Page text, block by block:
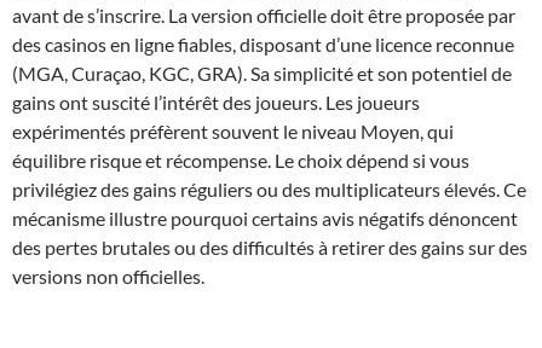
avant de s’inscrire. La version officielle doit être proposée par
des casinos en ligne fiables, disposant d’une licence reconnue
(MGA, Curaçao, KGC, GRA). Sa simplicité et son potentiel de
gains ont suscité l’intérêt des joueurs. Les joueurs
expérimentés préfèrent souvent le niveau Moyen, qui
équilibre risque et récompense. Le choix dépend si vous
privilégiez des gains réguliers ou des multiplicateurs élevés. Ce
mécanisme illustre pourquoi certains avis négatifs dénoncent
des pertes brutales ou des difficultés à retirer des gains sur des
versions non officielles.